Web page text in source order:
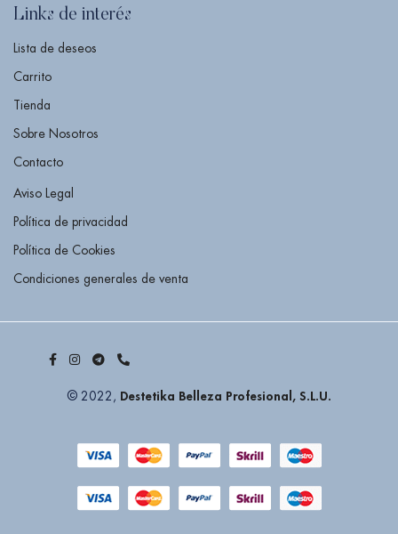
Links de interés
Lista de deseos
Carrito
Tienda
Sobre Nosotros
Contacto
Aviso Legal
Política de privacidad
Política de Cookies
Condiciones generales de venta
© 2022, Destetika Belleza Profesional, S.L.U.